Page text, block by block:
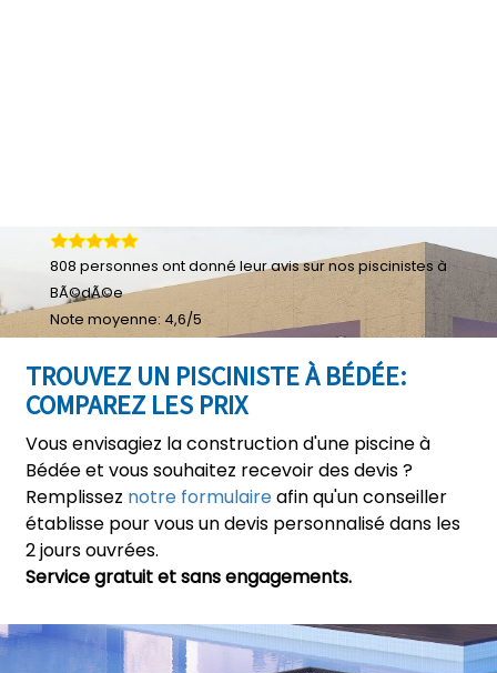
TROUVEZ UN PISCINISTE À BÉDÉE:
COMPAREZ LES PRIX
Vous envisagiez la construction d'une piscine à
Bédée et vous souhaitez recevoir des devis ?
Remplissez notre formulaireafin qu'un conseiller
établisse pour vous un devis personnalisé dans les
2 jours ouvrées.
Service gratuit et sans engagements.
808 personnes ont donné leuravis sur nos piscinistes à
BÃ©dÃ©e
Note moyenne: 4,6/5